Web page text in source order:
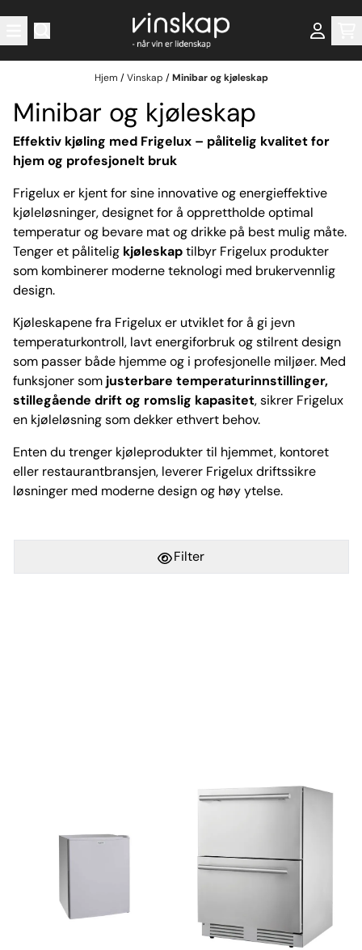
Hopp til innhold
Hjem /Vinskap /Minibar og kjøleskap
Minibar og kjøleskap
Effektiv kjøling med Frigelux – pålitelig kvalitet for
hjem og profesjonelt bruk
Frigelux er kjent for sine innovative og energieffektive
kjøleløsninger, designet for å opprettholde optimal
temperatur og bevare mat og drikke på best mulig måte.
Tenger et pålitelig kjøleskaptilbyr Frigelux produkter
som kombinerer moderne teknologi med brukervennlig
design.
Kjøleskapene fra Frigelux er utviklet for å gi jevn
temperaturkontroll, lavt energiforbruk og stilrent design
som passer både hjemme og i profesjonelle miljøer. Med
funksjoner som justerbare temperaturinnstillinger,
stillegående drift og romslig kapasitet, sikrer Frigelux
en kjøleløsning som dekker ethvert behov.
Enten du trenger kjøleprodukter til hjemmet, kontoret
eller restaurantbransjen, leverer Frigelux driftssikre
løsninger med moderne design og høy ytelse.
Filter